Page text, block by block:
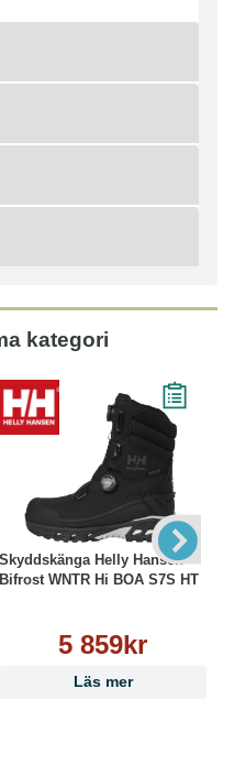
kategori
Skyddskänga Helly Hansen
Bifrost WNTR Hi BOA S7S HT
5 859kr
Läs mer